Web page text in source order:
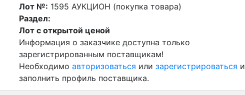
Лот №: 1595 АУКЦИОН (покупка товара)
Раздел:
Лот с открытой ценой
Информация о заказчике доступна только
зарегистрированным поставщикам!
Необходимо авторизоваться или зарегистрироваться и
заполнить профиль поставщика.